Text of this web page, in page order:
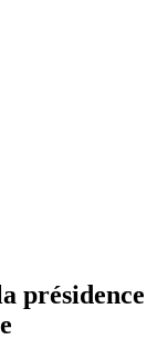
présidence